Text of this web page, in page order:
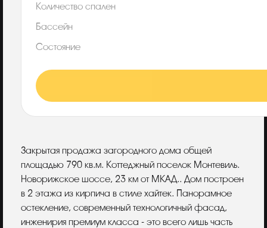
Количество спален
Бассейн
Состояние
Описание
Закрытая продажа загородного дома общей
площадью 790 кв.м. Коттеджный поселок Монтевиль.
Новорижское шоссе, 23 км от МКАД.. Дом построен
в 2 этажа из кирпича в стиле хайтек. Панорамное
остекление, современный технологичный фасад,
инженирия премиум класса - это всего лишь часть